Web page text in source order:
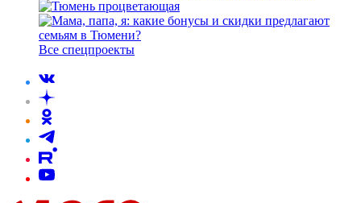
Все спецпроекты